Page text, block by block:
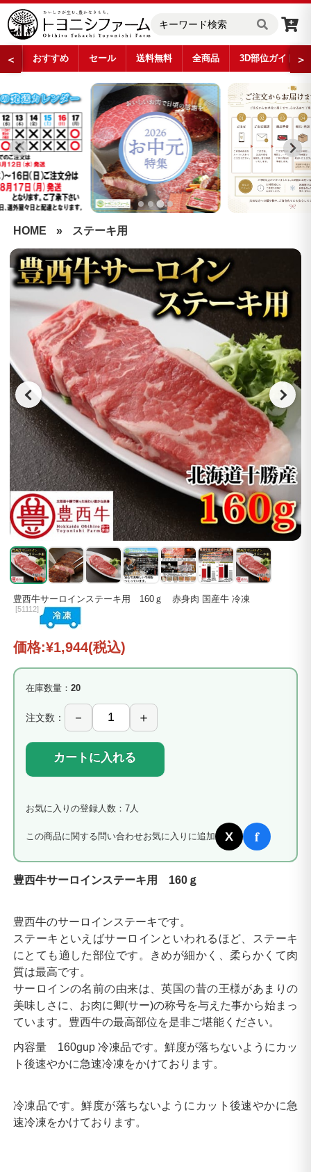
＜ おすすめ セール 送料無料 全商品 3D部位ガイド ＞
HOME » ステーキ用
豊西牛サーロインステーキ用 160ｇ 赤身肉 国産牛 冷凍
[51112]
価格:¥1,944(税込)
在庫数量： 20
注文数：
カートに入れる
お気に入りの登録人数：7人
この商品に関する問い合わせお気に入りに追加 X f
豊西牛サーロインステーキ用 160ｇ
豊西牛のサーロインステーキです。
ステーキといえばサーロインといわれるほど、ステーキ
にとても適した部位です。きめが細かく、柔らかくて肉
質は最高です。
サーロインの名前の由来は、英国の昔の王様があまりの
美味しさに、お肉に卿(サー)の称号を与えた事から始まっ
ています。豊西牛の最高部位を是非ご堪能ください。
内容量 160gup 冷凍品です。鮮度が落ちないようにカッ
ト後速やかに急速冷凍をかけております。
冷凍品です。鮮度が落ちないようにカット後速やかに急
速冷凍をかけております。